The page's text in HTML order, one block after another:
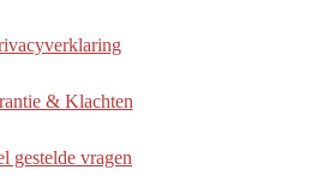
& Klachten
gestelde vragen